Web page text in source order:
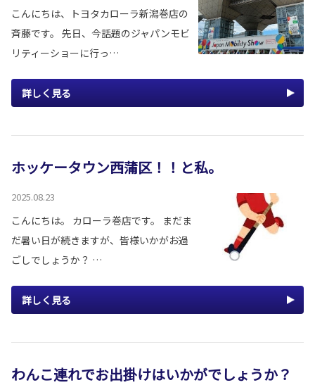
こんにちは、トヨタカローラ新潟巻店の
斉藤です。 先日、今話題のジャパンモビ
リティーショーに行っ…
詳しく見る
ホッケータウン西蒲区！！と私。
2025.08.23
こんにちは。 カローラ巻店です。 まだま
だ暑い日が続きますが、皆様いかがお過
ごしでしょうか？ …
詳しく見る
わんこ連れでお出掛けはいかがでしょうか？